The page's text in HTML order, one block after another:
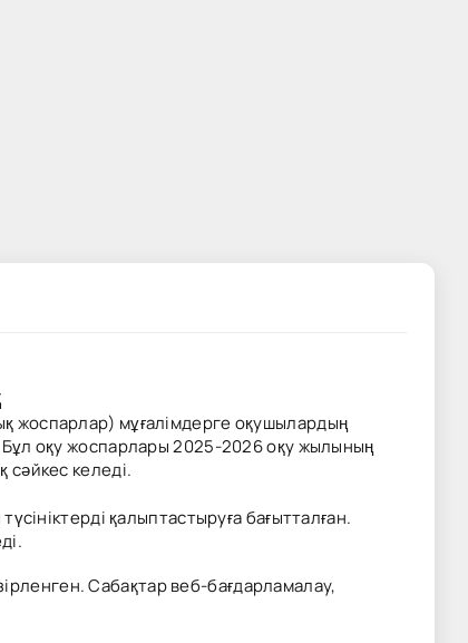
жоспарлар) мұғалімдерге оқушылардың
Бұл оқу жоспарлары 2025-2026 оқу жылының
сәйкес келеді.
қалыптастыруға бағытталған.
Сабақтар веб-бағдарламалау,